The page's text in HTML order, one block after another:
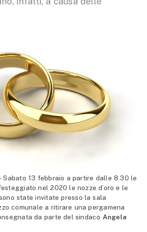
Sabato 13 febbraio a partire dalle 8.30 le
nel 2020 le nozze d’oro e le
state invitate presso la sala
comunale a ritirare una pergamena
da parte del sindaco Angela